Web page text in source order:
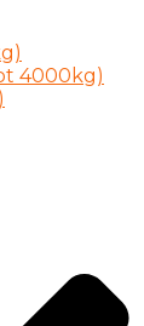
4000kg)